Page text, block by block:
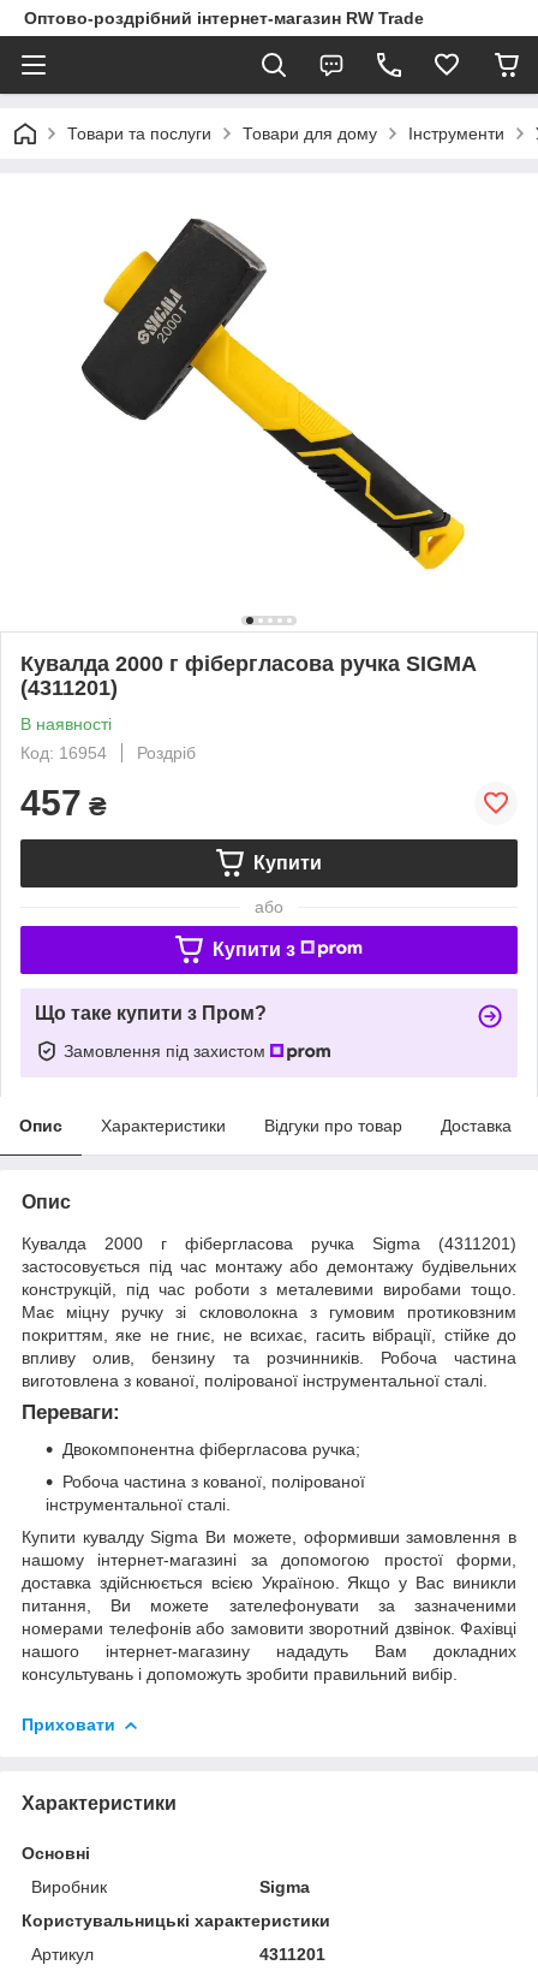
Оптово-роздрібний інтернет-магазин RW Trade
Товари та послуги Товари для дому Інструменти
Кувалда 2000 г фібергласова ручка SIGMA
(4311201)
В наявності
Код: 16954
Роздріб
457 ₴
Купити
або
Купити з
Що таке купити з Пром?
Замовлення під захистом
Опис Характеристики Відгуки про товар Доставка
Опис
Кувалда 2000 г фібергласова ручка Sigma (4311201)
застосовується під час монтажу або демонтажу будівельних
конструкцій, під час роботи з металевими виробами тощо.
Має міцну ручку зі скловолокна з гумовим протиковзним
покриттям, яке не гниє, не всихає, гасить вібрації, стійке до
впливу олив, бензину та розчинників. Робоча частина
виготовлена з кованої, полірованої інструментальної сталі.
Переваги:
Двокомпонентна фібергласова ручка;
Робоча частина з кованої, полірованої
інструментальної сталі.
Купити кувалду Sigma Ви можете, оформивши замовлення в
нашому інтернет-магазині за допомогою простої форми,
доставка здійснюється всією Україною. Якщо у Вас виникли
питання, Ви можете зателефонувати за зазначеними
номерами телефонів або замовити зворотний дзвінок. Фахівці
нашого інтернет-магазину нададуть Вам докладних
консультувань і допоможуть зробити правильний вибір.
Приховати
Характеристики
Основні
Виробник
Sigma
Користувальницькі характеристики
Артикул
4311201